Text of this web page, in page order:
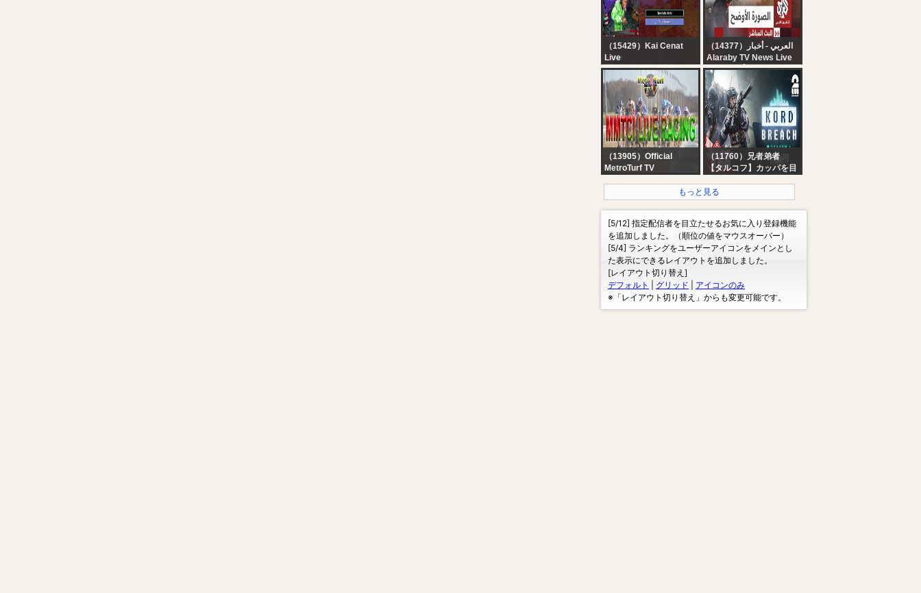
（15429）Kai Cenat
Live
KAI X SPEED
MINECRAFT
MARATHON BEATING
ALL BOSSES
*HARDCORE* DAY 2
PART 1
（14377）العربي - أخبار
Alaraby TV News Live
قناة العربي أخبار | البث
الحي المباشر
（13905）Official
MetroTurf TV
RACING | AUGUST 09,
2026 | SUNDAY
（11760）兄者弟者
【タルコフ】カッパを目
者】
もっと見る
[5/12] 指定配信者を目立たせるお気に入り登録機能
を追加しました。（順位の値をマウスオーバー）
[5/4] ランキングをユーザーアイコンをメインとし
た表示にできるレイアウトを追加しました。
[レイアウト切り替え]
デフォルト
グリッド
アイコンのみ
※「レイアウト切り替え」からも変更可能です。